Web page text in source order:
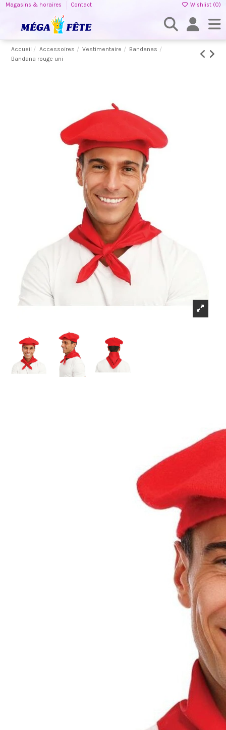
Magasins & horaires Contact Wishlist (0)
Accueil Accessoires Vestimentaire
Bandanas
Bandana rouge uni